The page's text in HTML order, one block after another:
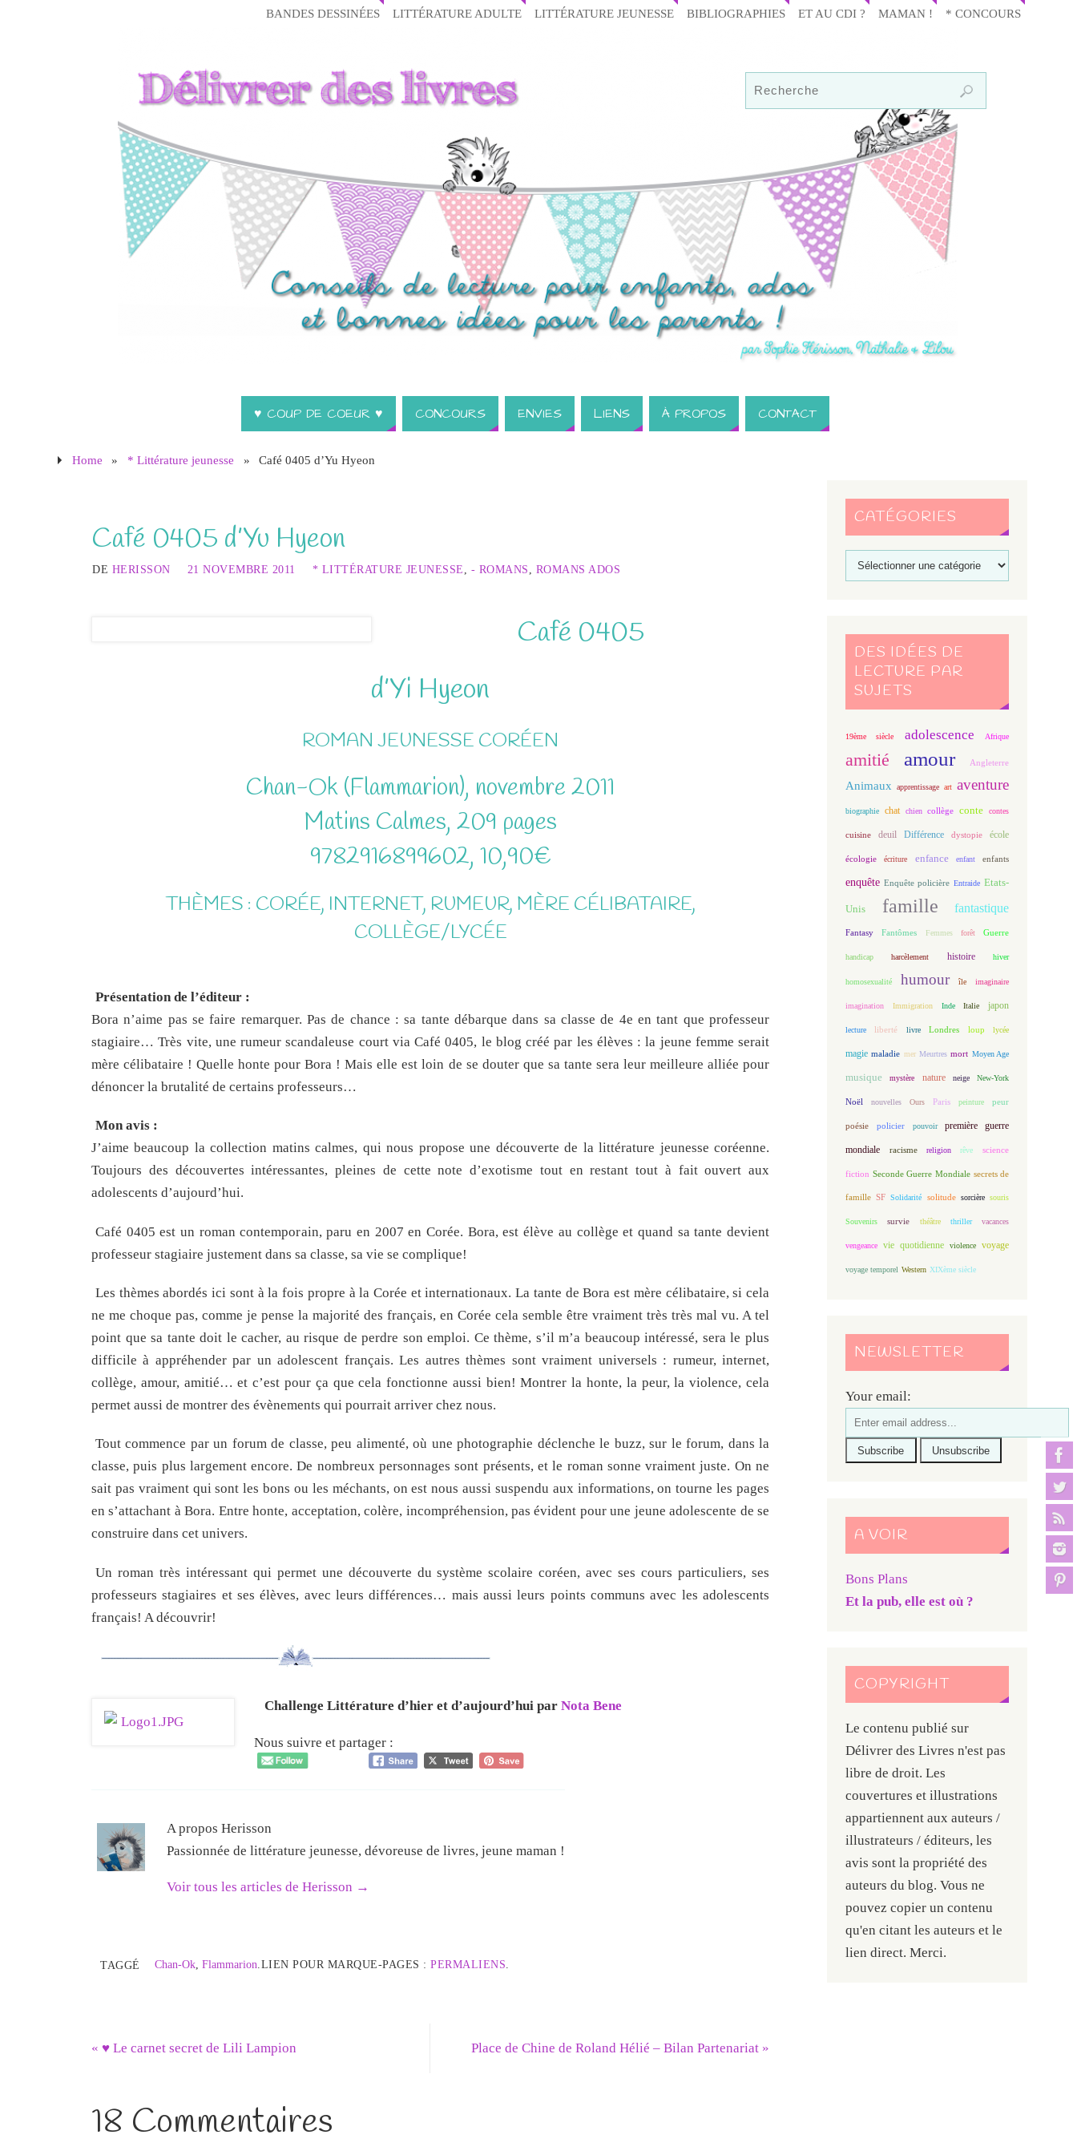
BANDES DESSINÉES LITTÉRATURE ADULTE LITTÉRATURE JEUNESSE BIBLIOGRAPHIES ET AU CDI ? MAMAN ! * CONCOURS
♥ COUP DE COEUR ♥ CONCOURS ENVIES LIENS À PROPOS CONTACT
Home » * Littérature jeunesse » Café 0405 d’Yu Hyeon
Café 0405 d’Yu Hyeon
DE HERISSON 21 NOVEMBRE 2011 * LITTÉRATURE JEUNESSE - ROMANS ROMANS ADOS
Café 0405
d’Yi Hyeon
ROMAN JEUNESSE CORÉEN
Chan-Ok (Flammarion), novembre 2011
Matins Calmes, 209 pages
9782916899602, 10,90€
THÈMES : CORÉE, INTERNET, RUMEUR, MÈRE CÉLIBATAIRE,
COLLÈGE/LYCÉE
Présentation de l’éditeur :
Bora n’aime pas se faire remarquer. Pas de chance : sa tante débarque dans sa classe de 4e en tant que professeur
stagiaire… Très vite, une rumeur scandaleuse court via Café 0405, le blog créé par les élèves : la jeune femme serait
mère célibataire ! Quelle honte pour Bora ! Mais elle est loin de se douter que sa tante sera leur meilleure alliée pour
dénoncer la brutalité de certains professeurs…
Mon avis :
J’aime beaucoup la collection matins calmes, qui nous propose une découverte de la littérature jeunesse coréenne.
Toujours des découvertes intéressantes, pleines de cette note d’exotisme tout en restant tout à fait ouvert aux
adolescents d’aujourd’hui.
Café 0405 est un roman contemporain, paru en 2007 en Corée. Bora, est élève au collège et quand sa tante devient
professeur stagiaire justement dans sa classe, sa vie se complique!
Les thèmes abordés ici sont à la fois propre à la Corée et internationaux. La tante de Bora est mère célibataire, si cela
ne me choque pas, comme je pense la majorité des français, en Corée cela semble être vraiment très très mal vu. A tel
point que sa tante doit le cacher, au risque de perdre son emploi. Ce thème, s’il m’a beaucoup intéressé, sera le plus
difficile à appréhender par un adolescent français. Les autres thèmes sont vraiment universels : rumeur, internet,
collège, amour, amitié… et c’est pour ça que cela fonctionne aussi bien! Montrer la honte, la peur, la violence, cela
permet aussi de montrer des évènements qui pourrait arriver chez nous.
Tout commence par un forum de classe, peu alimenté, où une photographie déclenche le buzz, sur le forum, dans la
classe, puis plus largement encore. De nombreux personnages sont présents, et le roman sonne vraiment juste. On ne
sait pas vraiment qui sont les bons ou les méchants, on est nous aussi suspendu aux informations, on tourne les pages
en s’attachant à Bora. Entre honte, acceptation, colère, incompréhension, pas évident pour une jeune adolescente de se
construire dans cet univers.
Un roman très intéressant qui permet une découverte du système scolaire coréen, avec ses cours particuliers, ses
professeurs stagiaires et ses élèves, avec leurs différences… mais aussi leurs points communs avec les adolescents
français! A découvrir!
Challenge Littérature d’hier et d’aujourd’hui par Nota Bene
Nous suivre et partager :
A propos Herisson
Passionnée de littérature jeunesse, dévoreuse de livres, jeune maman !
Voir tous les articles de Herisson →
TAGGÉ Chan-Ok, Flammarion.LIEN POUR MARQUE-PAGES : PERMALIENS.
« ♥ Le carnet secret de Lili Lampion Place de Chine de Roland Hélié – Bilan Partenariat »
18 Commentaires
CATÉGORIES
DES IDÉES DE
LECTURE PAR
SUJETS
19ème siècle adolescence Afrique
amitié amour Angleterre
Animaux apprentissage art aventure
biographie chat chien collège conte contes
cuisine deuil Différence dystopie école
écologie écriture enfance enfant enfants
enquête Enquête policière Entraide Etats-
Unis famille fantastique
Fantasy Fantômes Femmes forêt Guerre
handicap harcèlement histoire hiver
homosexualité humour île imaginaire
imagination Immigration Inde Italie japon
lecture liberté livre Londres loup lycée
magie maladie mer Meurtres mort Moyen Age
musique mystère nature neige New-York
Noël nouvelles Ours Paris peinture peur
poésie policier pouvoir première guerre
mondiale racisme religion rêve science
fiction Seconde Guerre Mondiale secrets de
famille SF Solidarité solitude sorcière souris
Souvenirs survie théâtre thriller vacances
vengeance vie quotidienne violence voyage
voyage temporel Western XIXème siècle
NEWSLETTER
Your email:
A VOIR
Bons Plans
Et la pub, elle est où ?
COPYRIGHT
Le contenu publié sur
Délivrer des Livres n'est pas
libre de droit. Les
couvertures et illustrations
appartiennent aux auteurs /
illustrateurs / éditeurs, les
avis sont la propriété des
auteurs du blog. Vous ne
pouvez copier un contenu
qu'en citant les auteurs et le
lien direct. Merci.